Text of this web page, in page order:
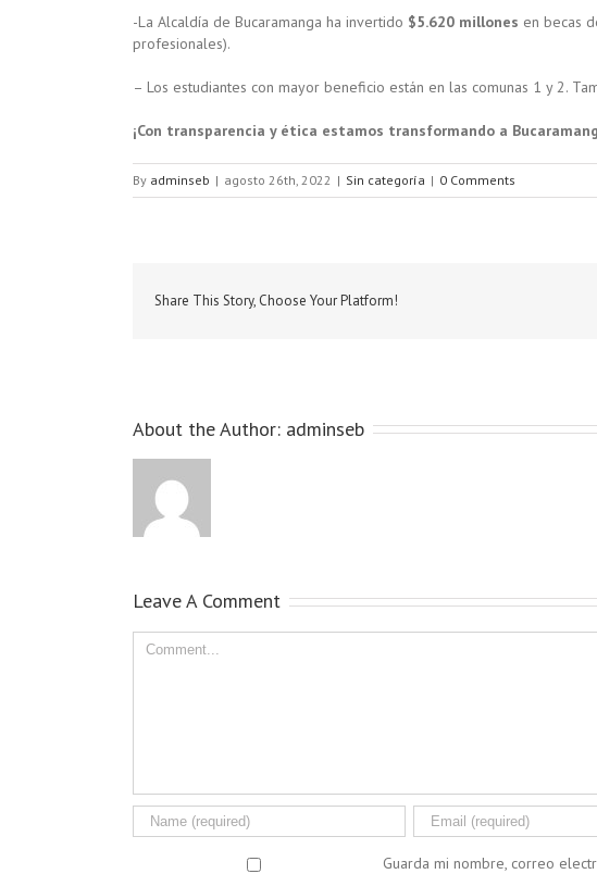
-La Alcaldía de Bucaramanga ha invertido $5.620 millones en becas
profesionales).
– Los estudiantes con mayor beneficio están en las comunas 1 y 2.
¡Con transparencia y ética estamos transformando a
By adminseb | agosto 26th, 2022 | Sin categoría | 0 Comments
Share This Story, Choose Your Platform!
About the Author: adminseb
Leave A Comment
Guarda mi nombre, correo